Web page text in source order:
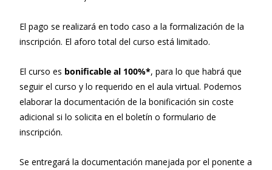
El pago se realizará en todo caso a la formalización de la
inscripción. El aforo total del curso está limitado.
El curso es bonificable al 100%*, para lo que habrá que
seguir el curso y lo requerido en el aula virtual. Podemos
elaborar la documentación de la bonificación sin coste
adicional si lo solicita en el boletín o formulario de
inscripción.
Se entregará la documentación manejada por el ponente a